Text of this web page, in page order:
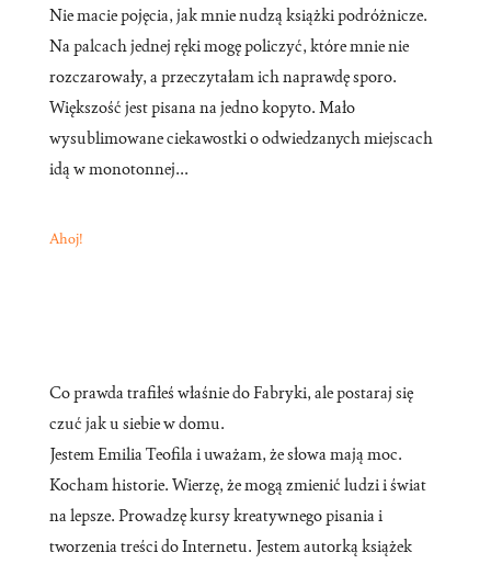
Nie macie pojęcia, jak mnie nudzą książki podróżnicze.
Na palcach jednej ręki mogę policzyć, które mnie nie
rozczarowały, a przeczytałam ich naprawdę sporo.
Większość jest pisana na jedno kopyto. Mało
wysublimowane ciekawostki o odwiedzanych miejscach
idą w monotonnej...
Ahoj!
Co prawda trafiłeś właśnie do Fabryki, ale postaraj się
czuć jak u siebie w domu.
Jestem Emilia Teofila i uważam, że słowa mają moc.
Kocham historie. Wierzę, że mogą zmienić ludzi i świat
na lepsze. Prowadzę kursy kreatywnego pisania i
tworzenia treści do Internetu. Jestem autorką książek